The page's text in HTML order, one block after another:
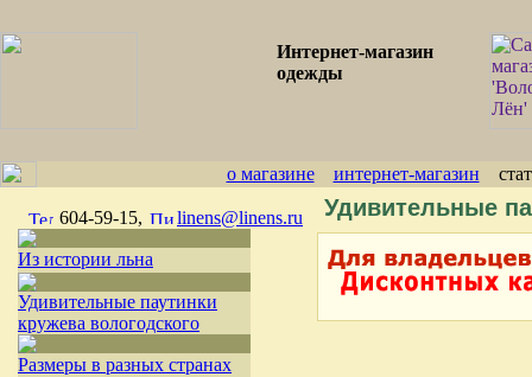
Интернет-магазин
одежды
о магазине интернет-магазин
604-59-15, linens@linens.ru Удивительные
Из истории льна
Удивительные паутинки
кружева вологодского
Размеры в разных странах